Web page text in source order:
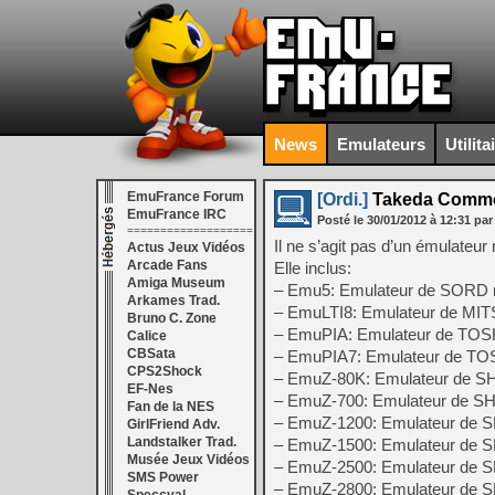
News Emulateurs
EmuFrance Forum
EmuFrance IRC
===================
Actus Jeux Vidéos
Arcade Fans
Amiga Museum
Arkames Trad.
Bruno C. Zone
Calice
CBSata
CPS2Shock
EF-Nes
Fan de la NES
GirlFriend Adv.
Landstalker Trad.
Musée Jeux Vidéos
SMS Power
[Ordi.] Takeda
Posté le 30/01/2012 à 12:31 par
Il ne s’agit pas d’un
Elle inclus:
– Emu5: Emulateur de SORD
– EmuLTI8: Emulateur de
– EmuPIA: Emulateur de
– EmuPIA7: Emulateur de
– EmuZ-80K: Emulateur de
– EmuZ-700: Emulateur de
– EmuZ-1200: Emulateur de
– EmuZ-1500: Emulateur de
– EmuZ-2500: Emulateur de
– EmuZ-2800: Emulateur de